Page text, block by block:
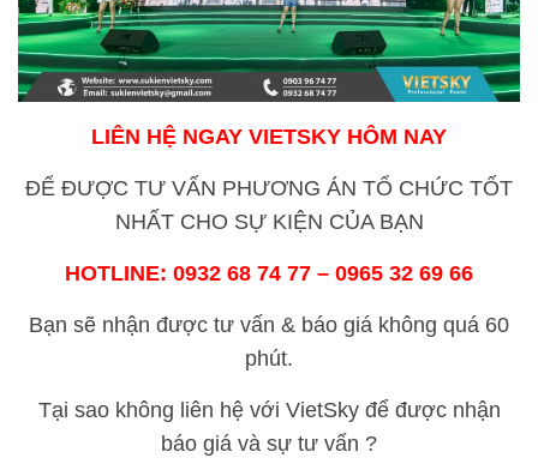
LIÊN HỆ NGAY VIETSKY HÔM NAY
ĐỂ ĐƯỢC TƯ VẤN PHƯƠNG ÁN TỔ CHỨC TỐT
NHẤT CHO SỰ KIỆN CỦA BẠN
HOTLINE: 0932 68 74 77 – 0965 32 69 66
Bạn sẽ nhận được tư vấn & báo giá không quá 60
phút.
Tại sao không liên hệ với VietSky để được nhận
báo giá và sự tư vấn ?